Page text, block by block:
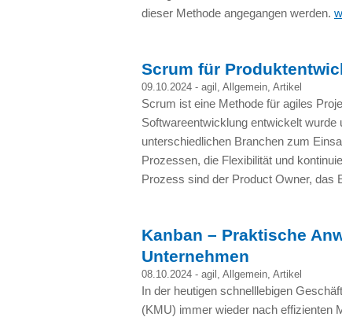
dieser Methode angegangen werden.
Scrum für
09.10.2024 - agil Allgemein Artikel
Scrum ist eine Methode für agiles
Softwareentwicklung entwickelt
unterschiedlichen Branchen zum
Prozessen, die Flexibilität und
Prozess sind der Product Owner, das
Kanban – Praktische
Unternehmen
08.10.2024 - agil Allgemein Artikel
In der heutigen schnelllebigen
(KMU) immer wieder nach effizienten